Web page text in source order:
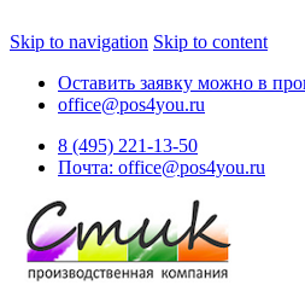
Skip to navigation Skip to content
Оставить заявку можно в
office@pos4you.ru
8 (495) 221-13-50
Почта: office@pos4you.ru